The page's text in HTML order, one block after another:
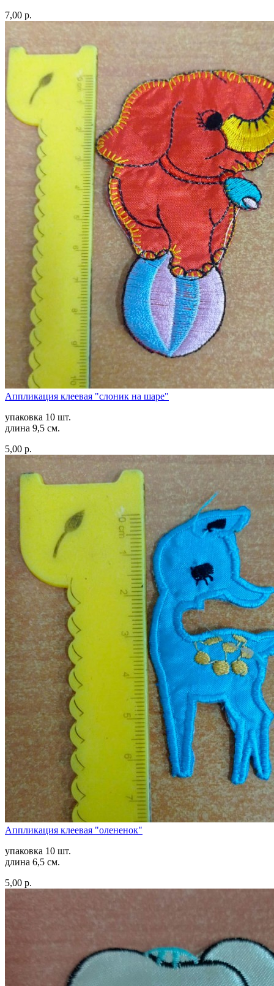
7,00 р.
Аппликация клеевая "слоник на шаре"
упаковка 10 шт.
длина 9,5 см.
5,00 р.
Аппликация клеевая "олененок"
упаковка 10 шт.
длина 6,5 см.
5,00 р.